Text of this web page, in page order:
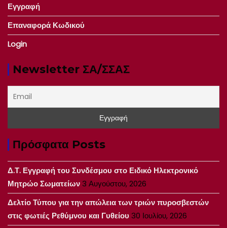
Εγγραφή
Επαναφορά Κωδικού
Login
Newsletter ΣΑ/ΣΣΑΣ
Πρόσφατα Posts
Δ.Τ. Εγγραφή του Συνδέσμου στο Ειδικό Ηλεκτρονικό
Μητρώο Σωματείων3 Αυγούστου, 2026
Δελτίο Τύπου για την απώλεια των τριών πυροσβεστών
στις φωτιές Ρεθύμνου και Γυθείου 30 Ιουλίου, 2026